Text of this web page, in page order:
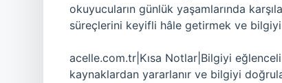
okuyucuların günlük yaşamlarında
süreçlerini keyifli hâle getirmek ve bilgiyi
acelle.com.tr|Kısa Notlar|Bilgiyi
kaynaklardan yararlanır ve bilgiyi